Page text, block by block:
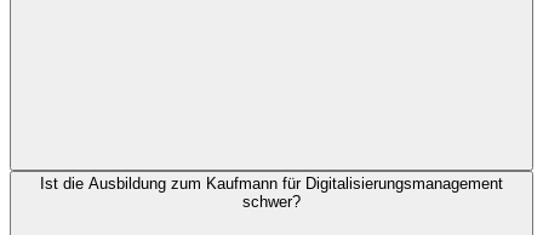
Ist die Ausbildung zum Kaufmann für Digitalisierungsmanagement
schwer?